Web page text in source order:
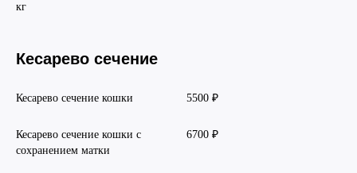
кг
Кесарево сечение
Кесарево сечение кошки 5500 ₽
Кесарево сечение кошки с
сохранением матки
6700 ₽